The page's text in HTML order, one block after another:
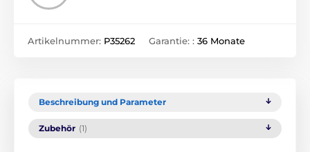
Artikelnummer: P35262 Garantie: : 36 Monate
Beschreibung und Parameter
Zubehör (1)